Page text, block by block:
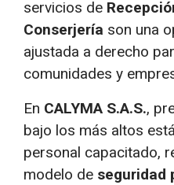
servicios de
Conserjería son una
ajustada a derecho
comunidades y
En CALYMA S.A.S.,
bajo los más altos
personal capacitado,
modelo de seguridad